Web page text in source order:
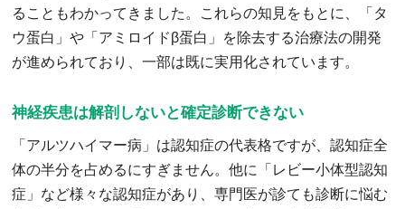
ることもわかってきました。これらの知見をもとに、「タ
ウ蛋白」や「アミロイドβ蛋白」を除去する治療法の開発
が進められており、一部は既に実用化されています。
神経疾患は解剖しないと確定診断できない
「アルツハイマー病」は認知症の代表格ですが、認知症全
体の半分を占めるにすぎません。他に「レビー小体型認知
症」など様々な認知症があり、専門医が診ても診断に悩む